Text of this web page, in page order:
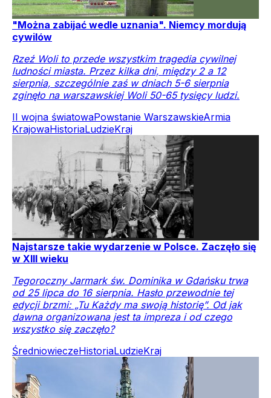
"Można zabijać wedle uznania". Niemcy mordują
cywilów
Rzeź Woli to przede wszystkim tragedia cywilnej
ludności miasta. Przez kilka dni, między 2 a 12
sierpnia, szczególnie zaś w dniach 5-6 sierpnia
zginęło na warszawskiej Woli 50-65 tysięcy ludzi.
II wojna światowaPowstanie WarszawskieArmia
KrajowaHistoriaLudzieKraj
Najstarsze takie wydarzenie w Polsce. Zaczęło się
w XIII wieku
Tegoroczny Jarmark św. Dominika w Gdańsku trwa
od 25 lipca do 16 sierpnia. Hasło przewodnie tej
edycji brzmi: „Tu Każdy ma swoją historię”. Od jak
dawna organizowana jest ta impreza i od czego
wszystko się zaczęło?
ŚredniowieczeHistoriaLudzieKraj